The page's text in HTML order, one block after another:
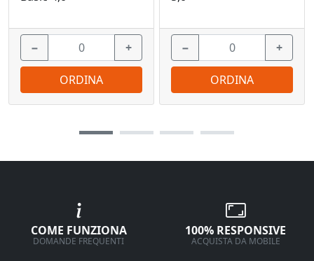
− +
ORDINA
− +
ORDINA
COME FUNZIONA
DOMANDE FREQUENTI
100% RESPONSIVE
ACQUISTA DA MOBILE